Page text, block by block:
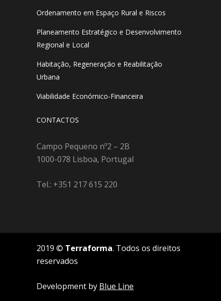
Ordenamento em Espaço Rural e Riscos
Planeamento Estratégico e Desenvolvimento
Regional e Local
Habitação, Regeneração e Reabilitação
Urbana
Viabilidade Económico-Financeira
CONTACTOS
Campo Pequeno nº2 – 2B
1000-078 Lisboa, Portugal
Tel.: +351 217 615 220
2019 © Terraforma. Todos os direitos
reservados
Development by Blue Line